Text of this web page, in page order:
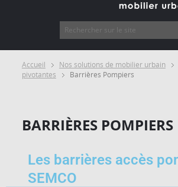
Accueil Nos solutions de mobilier urbain
pivotantes
Barrières Pompiers
BARRIÈRES POMPIERS
Les barrières accès
SEMCO